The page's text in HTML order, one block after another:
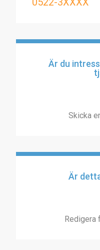
Är du
Skicka
Är
Redigera